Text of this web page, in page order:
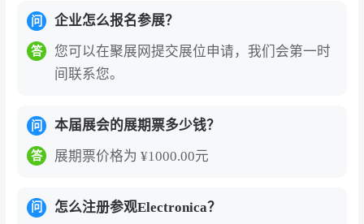
全球资源链接枢纽
国、奥地利、英国、瑞士、美国等全球主要市场
的展商与买家，80,000余名专业观众中74%为拥
有投资决策权的公司决策者。企业可借此平台维
会”为核心主题，聚焦人工智能、网络安全、能源
汽车电子架构、宽禁带半导体（SiC/GaN）等前
问 企业怎么报名参展？
答
您可以在聚展网提交展位申请，我们会第一时
间联系您。
问 本届展会的展期票多少钱？
答 展期票价格为 ¥1000.00元
问 怎么注册参观Electronica？